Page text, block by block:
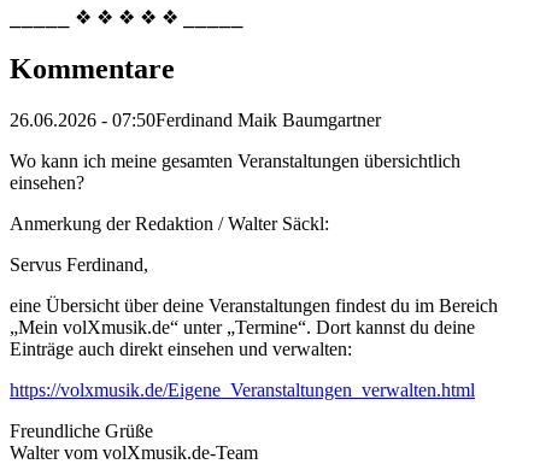
⎯⎯⎯⎯⎯ ❖ ❖ ❖ ❖ ❖ ⎯⎯⎯⎯⎯
Kommentare
26.06.2026 - 07:50Ferdinand Maik Baumgartner
Wo kann ich meine gesamten Veranstaltungen übersichtlich
einsehen?
Anmerkung der Redaktion /Walter Säckl:
Servus Ferdinand,
eine Übersicht über deine Veranstaltungen findest du im Bereich
„Mein volXmusik.de“ unter „Termine“. Dort kannst du deine
Einträge auch direkt einsehen und verwalten:
https://volxmusik.de/Eigene_Veranstaltungen_verwalten.html
Freundliche Grüße
Walter vom volXmusik.de-Team